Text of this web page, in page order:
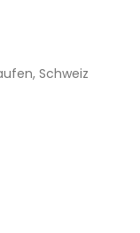
Schweiz